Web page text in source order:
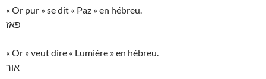
« Or pur » se dit « Paz » en hébreu.
פאז
« Or » veut dire « Lumière » en hébreu.
אור